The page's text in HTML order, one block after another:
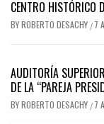
CENTRO HISTÓRICO
BYROBERTO DESACHY / 7
AUDITORÍA
DE LA “PAREJA
BYROBERTO DESACHY / 7